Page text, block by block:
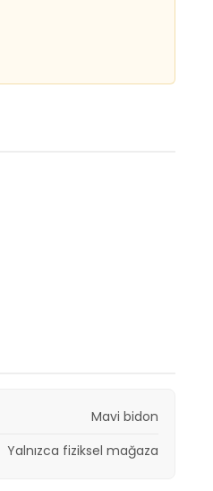
Mavi bidon
Yalnızca fiziksel mağaza